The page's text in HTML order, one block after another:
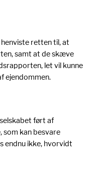
retten til, at
samt at de skæve
let vil kunne
ejendommen.
ført af
som kan besvare
endnu ikke, hvorvidt